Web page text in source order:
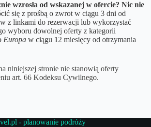
wzrosła od wskazanej w ofercie? Nic nie
się z prośbą o zwrot w ciągu 3 dni od
z linkami do rezerwacji lub wykorzystać
wyboru dowolnej oferty z kategorii
Europa w ciągu 12 miesięcy od otrzymania
niniejszej stronie nie stanowią oferty
art. 66 Kodeksu Cywilnego.
- planowanie podróży